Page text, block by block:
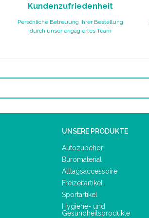
Kundenzufriedenheit
Persönliche Betreuung Ihrer Bestellung
durch unser engagiertes Team
UNSERE PRODUKTE
Autozubehör
Büromaterial
Alltagsaccessoire
Freizeitartikel
Sportartikel
Hygiene- und
Gesundheitsprodukte